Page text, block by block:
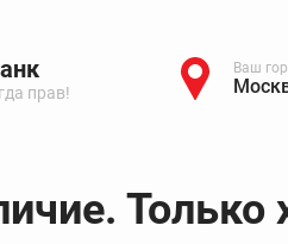
прав!
Ваш
Только